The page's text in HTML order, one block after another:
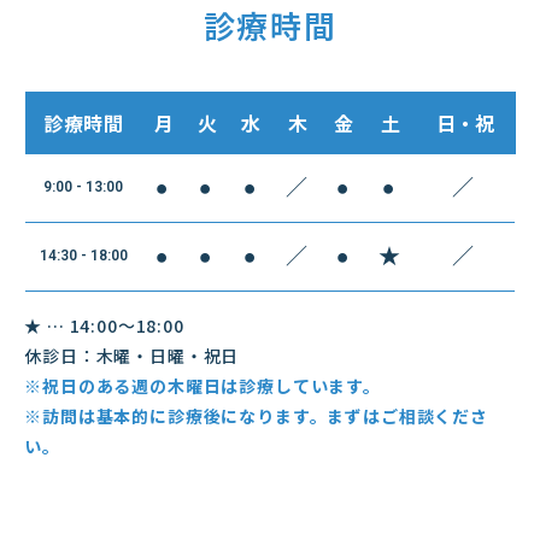
診療時間
診療時間 月 火 水 木 金 土 日・祝
9:00 - 13:00 ● ● ● ／ ● ● ／
14:30 - 18:00 ● ● ● ／ ● ★ ／
★ … 14:00～18:00
休診日：木曜・日曜・祝日
※祝日のある週の木曜日は診療しています。
※訪問は基本的に診療後になります。まずはご相談くださ
い。